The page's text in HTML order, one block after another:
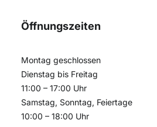
Öffnungszeiten
Montag geschlossen
Dienstag bis Freitag
11:00 – 17:00 Uhr
Samstag, Sonntag, Feiertage
10:00 – 18:00 Uhr